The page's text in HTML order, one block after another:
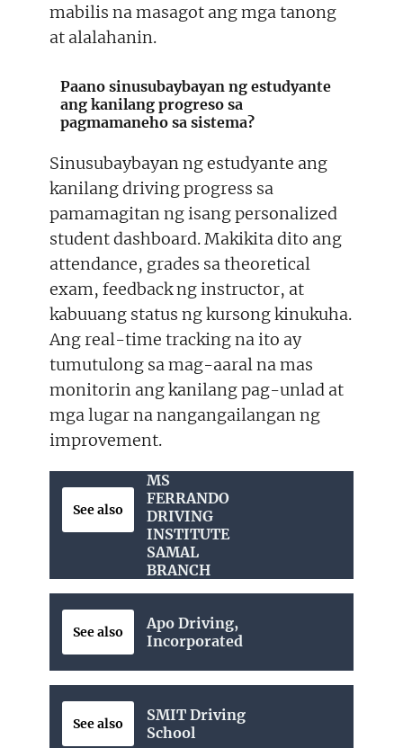
mabilis na masagot ang mga tanong
at alalahanin.
Paano sinusubaybayan ng estudyante
ang kanilang progreso sa
pagmamaneho sa sistema?
Sinusubaybayan ng estudyante ang
kanilang driving progress sa
pamamagitan ng isang personalized
student dashboard. Makikita dito ang
attendance, grades sa theoretical
exam, feedback ng instructor, at
kabuuang status ng kursong kinukuha.
Ang real-time tracking na ito ay
tumutulong sa mag-aaral na mas
monitorin ang kanilang pag-unlad at
mga lugar na nangangailangan ng
improvement.
See also
MS
FERRANDO
DRIVING
INSTITUTE
SAMAL
BRANCH
See also
Apo Driving,
Incorporated
See also
SMIT Driving
School